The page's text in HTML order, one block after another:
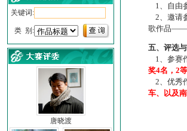
关键词:
类 别:
唐晓渡
1、自由
2、邀请
歌作品——
五、评选
1、参赛
奖4名，2
2、优秀
车、以及